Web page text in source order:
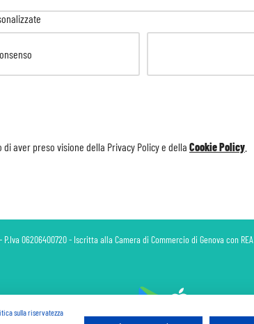
di aver preso visione della Privacy Policye della Cookie Policy
06206400720 - Iscritta alla Camera di Commercio di Genova con REA
sulla riservatezza